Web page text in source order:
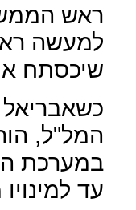
ראש
למעשה
שיכסתח
המל"ל,
במערכת
עד